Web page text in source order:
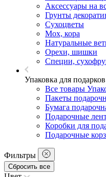
Аксессуары на
Грунты
Сухоцветы
Мох, кора
Натуральные
Орехи, шишки
Специи,
Упаковка для подарков
Все товары
Пакеты
Бумага
Подарочные
Коробки для
Подарочные
Фильтры
Сбросить все